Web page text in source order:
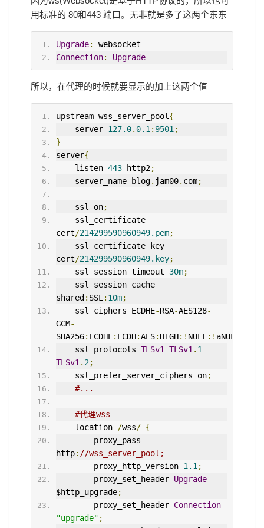
用标准的 80和443 端口。无非就是多了这两个东东
Upgrade:
websocket
Connection: Upgrade
所以，在代理的时候就要显示的加上这两个值
upstream wss_server_pool {
    server
127.0. 0.1 : 9501 ;
}
server{
    listen
443 http2;
    server_name blog
. jam00. com;
    ssl on
;
cert/214299590960949.pem;
cert/214299590960949.key;
    ssl_session_timeout
30m;
shared : SSL : 10m;
    ssl_ciphers ECDHE
-RSA-AES128-
GCM-
SHA256: ECDHE: ECDH:AES: HIGH:! NULL :! aNULL
    ssl_protocols
TLSv1 TLSv1 . 1
TLSv1 . 2;
    ssl_prefer_server_ciphers on
;
#...
#代理wss
    location
/wss/ {
http: //wss_server_pool;
        proxy_http_version
1.1 ;
        proxy_set_header
Upgrade
$http_upgrade;
        proxy_set_header
Connection
"upgrade" ;